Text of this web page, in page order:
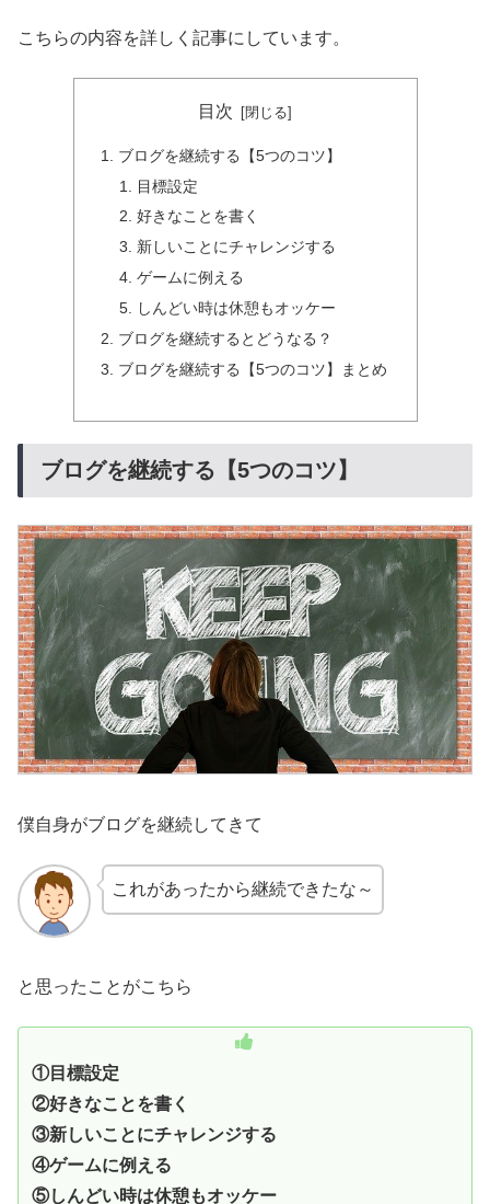
こちらの内容を詳しく記事にしています。
目次
ブログを継続する【5つのコツ】
目標設定
好きなことを書く
新しいことにチャレンジする
ゲームに例える
しんどい時は休憩もオッケー
ブログを継続するとどうなる？
ブログを継続する【5つのコツ】まとめ
ブログを継続する【5つのコツ】
僕自身がブログを継続してきて
これがあったから継続できたな～
と思ったことがこちら
①目標設定
②好きなことを書く
③新しいことにチャレンジする
④ゲームに例える
⑤しんどい時は休憩もオッケー